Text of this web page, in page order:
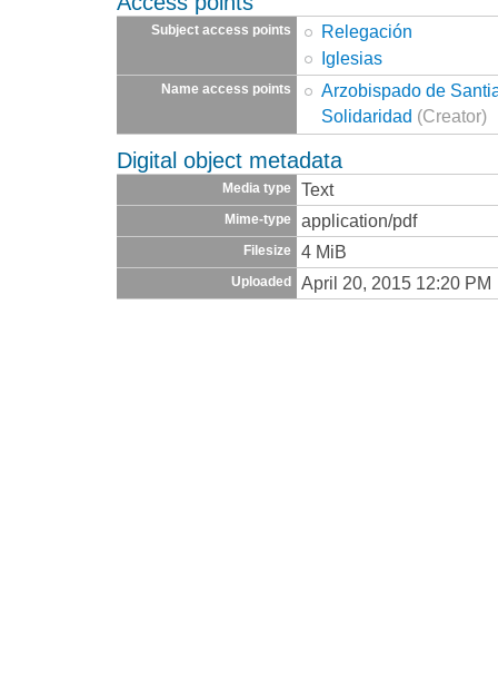
Subject access points
Relegación
Iglesias
Name access points
Arzobispado de
Solidaridad (Creator)
Digital object metadata
Media type Text
Mime-type application/pdf
Filesize 4 MiB
Uploaded April 20, 2015 12:20 PM